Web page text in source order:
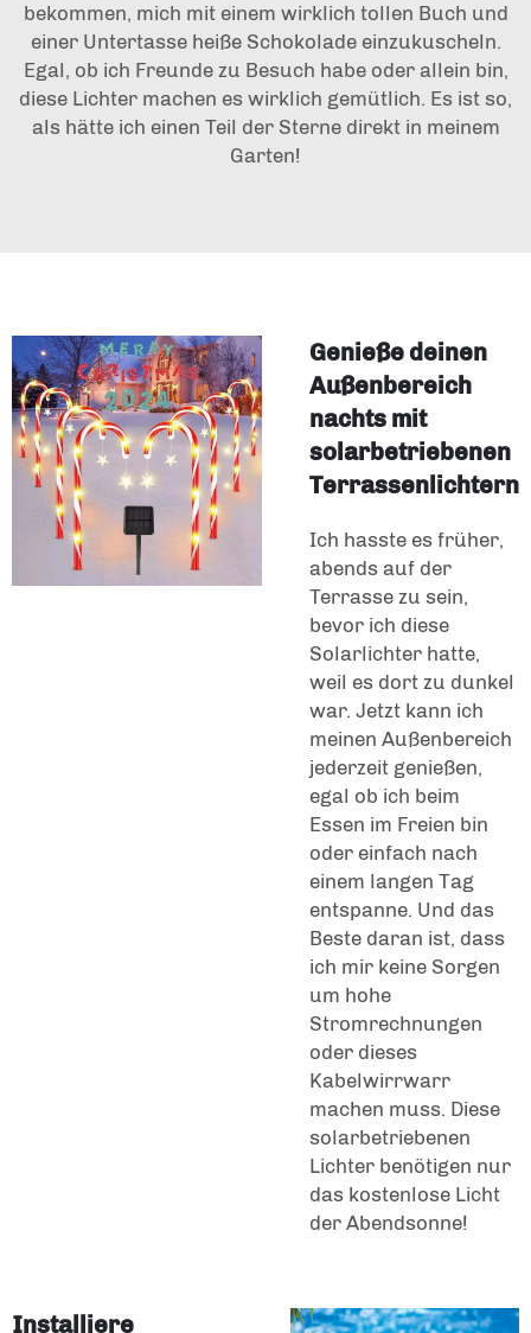
bekommen, mich mit einem wirklich tollen Buch und
einer Untertasse heiße Schokolade einzukuscheln.
Egal, ob ich Freunde zu Besuch habe oder allein bin,
diese Lichter machen es wirklich gemütlich. Es ist so,
als hätte ich einen Teil der Sterne direkt in meinem
Garten!
Genieße deinen
Außenbereich
nachts mit
solarbetriebenen
Terrassenlichtern
Ich hasste es früher,
abends auf der
Terrasse zu sein,
bevor ich diese
Solarlichter hatte,
weil es dort zu dunkel
war. Jetzt kann ich
meinen Außenbereich
jederzeit genießen,
egal ob ich beim
Essen im Freien bin
oder einfach nach
einem langen Tag
entspanne. Und das
Beste daran ist, dass
ich mir keine Sorgen
um hohe
Stromrechnungen
oder dieses
Kabelwirrwarr
machen muss. Diese
solarbetriebenen
Lichter benötigen nur
das kostenlose Licht
der Abendsonne!
Installiere